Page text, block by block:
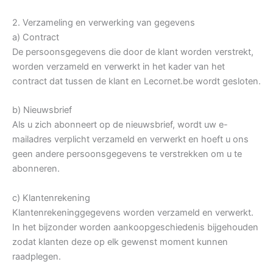
2. Verzameling en verwerking van gegevens
a) Contract
De persoonsgegevens die door de klant worden verstrekt,
worden verzameld en verwerkt in het kader van het
contract dat tussen de klant en Lecornet.be wordt gesloten.
b) Nieuwsbrief
Als u zich abonneert op de nieuwsbrief, wordt uw e-
mailadres verplicht verzameld en verwerkt en hoeft u ons
geen andere persoonsgegevens te verstrekken om u te
abonneren.
c) Klantenrekening
Klantenrekeninggegevens worden verzameld en verwerkt.
In het bijzonder worden aankoopgeschiedenis bijgehouden
zodat klanten deze op elk gewenst moment kunnen
raadplegen.